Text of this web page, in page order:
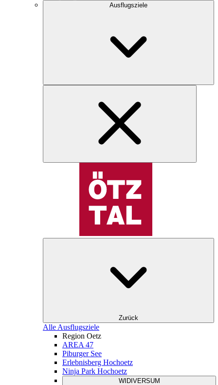
Ausflugsziele
Zurück
Alle Ausflugsziele
Region Oetz
AREA 47
Piburger See
Erlebnisberg Hochoetz
Ninja Park Hochoetz
WIDIVERSUM